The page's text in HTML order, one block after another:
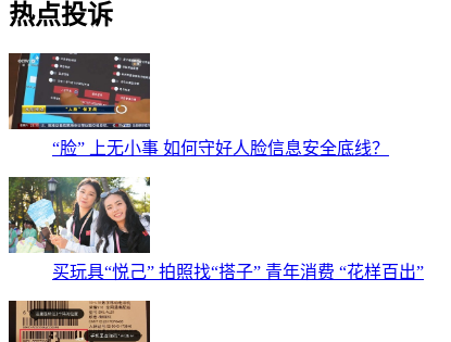
热点投诉
“脸” 上无小事 如何守好人脸信息安全底线？
买玩具“悦己” 拍照找“搭子” 青年消费 “花样百出”